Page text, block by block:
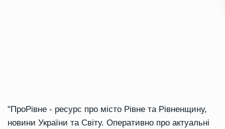
"ПроРівне - ресурс про місто Рівне та Рівненщину,
новини України та Світу. Оперативно про актуальні